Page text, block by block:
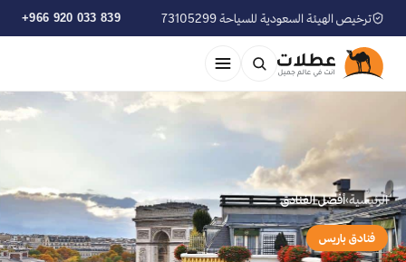
ترخيص الهيئة السعودية للسياحة 73105299 +966 920 033 839
الرئيسية›أفضل الفنادق
فنادق باريس